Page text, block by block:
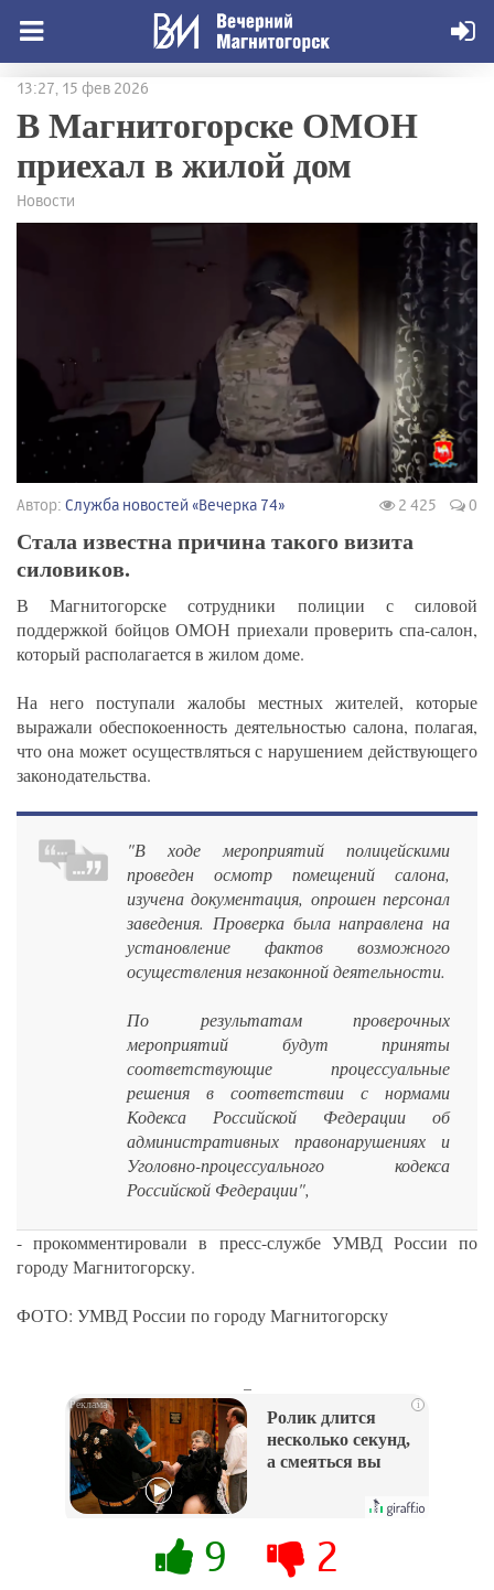
13:27, 15 фев 2026
В Магнитогорске ОМОН
приехал в жилой дом
Новости
Автор: Служба новостей «Вечерка 74» 2 425 0
Стала известна причина такого визита
силовиков.
В Магнитогорске сотрудники полиции с силовой
поддержкой бойцов ОМОН приехали проверить спа-салон,
который располагается в жилом доме.
На него поступали жалобы местных жителей, которые
выражали обеспокоенность деятельностью салона, полагая,
что она может осуществляться с нарушением действующего
законодательства.
"В ходе мероприятий полицейскими
проведен осмотр помещений салона,
изучена документация, опрошен персонал
заведения. Проверка была направлена на
установление фактов возможного
осуществления незаконной деятельности.
По результатам проверочных
мероприятий будут приняты
соответствующие процессуальные
решения в соответствии с нормами
Кодекса Российской Федерации об
административных правонарушениях и
Уголовно-процессуального кодекса
Российской Федерации",
- прокомментировали в пресс-службе УМВД России по
городу Магнитогорску.
ФОТО: УМВД России по городу Магнитогорску
i
Ролик длится
несколько секунд,
а смеяться вы
9 2